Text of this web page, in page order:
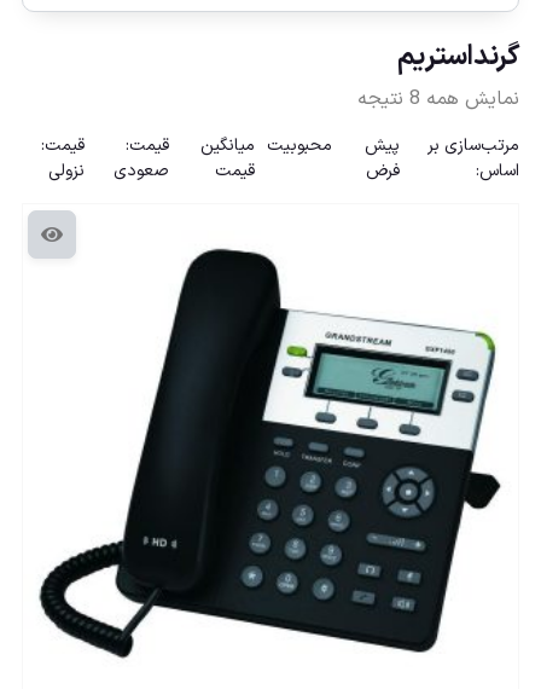
گرنداستريم
نمایش همه 8 نتیجه
مرتب‌سازی بر
اساس:
پیش
فرض
محبوبیت میانگین
قیمت
قیمت:
صعودی
قیمت:
نزولی